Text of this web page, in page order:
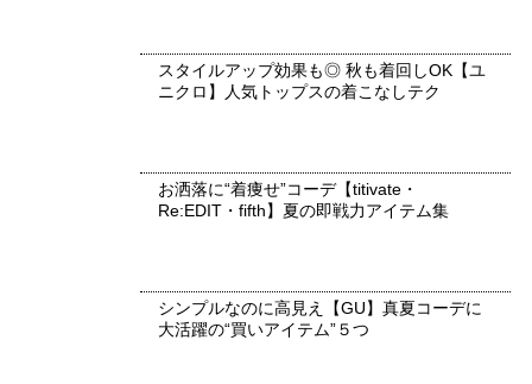
スタイルアップ効果も◎ 秋も着回しOK【ユ
ニクロ】人気トップスの着こなしテク
お洒落に“着痩せ”コーデ【titivate・
Re:EDIT・fifth】夏の即戦力アイテム集
シンプルなのに高見え【GU】真夏コーデに
大活躍の“買いアイテム”５つ